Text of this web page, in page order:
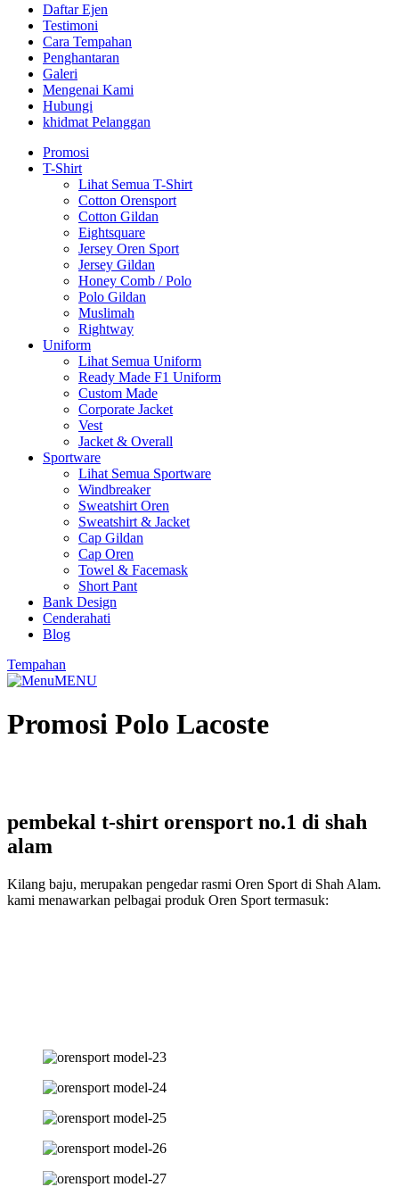
Daftar Ejen
Testimoni
Cara Tempahan
Penghantaran
Galeri
Mengenai Kami
Hubungi
khidmat Pelanggan
Promosi
T-Shirt
Lihat Semua T-Shirt
Cotton Orensport
Cotton Gildan
Eightsquare
Jersey Oren Sport
Jersey Gildan
Honey Comb / Polo
Polo Gildan
Muslimah
Rightway
Uniform
Lihat Semua Uniform
Ready Made F1 Uniform
Custom Made
Corporate Jacket
Vest
Jacket & Overall
Sportware
Lihat Semua Sportware
Windbreaker
Sweatshirt Oren
Sweatshirt & Jacket
Cap Gildan
Cap Oren
Towel & Facemask
Short Pant
Bank Design
Cenderahati
Blog
Tempahan
MENU
Promosi Polo Lacoste
pembekal t-shirt orensport no.1 di shah
alam
Kilang baju, merupakan pengedar rasmi Oren Sport di Shah Alam.
kami menawarkan pelbagai produk Oren Sport termasuk: